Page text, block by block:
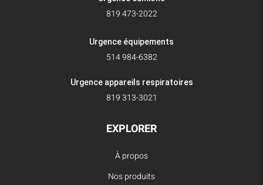
819 473-2022
Urgence équipements
514 984-6382
Urgence appareils respiratoires
819 313-3021
EXPLORER
À propos
Nos produits